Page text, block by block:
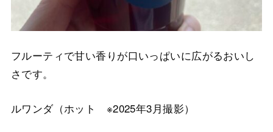
フルーティで甘い香りが口いっぱいに広がるおいし
さです。
ルワンダ（ホット ※2025年3月撮影）